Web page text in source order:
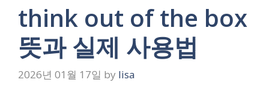
think out of the box
뜻과 실제 사용법
2026년 01월 17일 by lisa